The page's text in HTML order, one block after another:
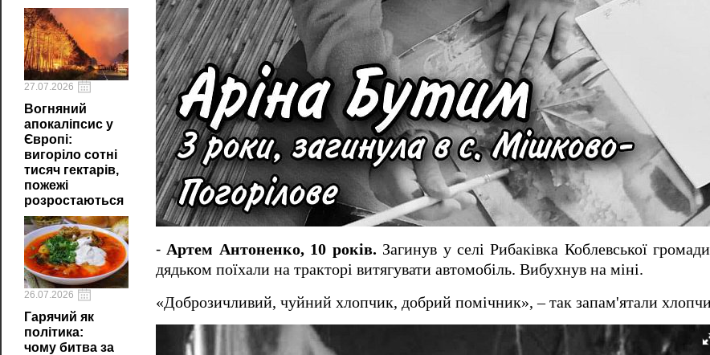
27.07.2026
Вогняний
апокаліпсис у
Європі:
вигоріло сотні
тисяч гектарів,
пожежі
розростаються
26.07.2026
Гарячий як
політика:
чому битва за
⁃ Артем Антоненко, 10 років. Загинув у селі Рибаківка Коблевської
дядьком поїхали на тракторі витягувати автомобіль. Вибухнув на міні.
«Доброзичливий, чуйний хлопчик, добрий помічник», – так запам'ятали